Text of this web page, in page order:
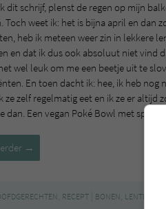
dit schrijf, plenst de regen op mijn
Toch weet ik: het is bijna april en dan
heb ik meteen weer zin in lekkere
en dat ik dus ook absoluut niet vind
wel leuk om me een beetje uit te
En toen dacht ik: hee, ik heb
ze zelf regelmatig eet en ik ze er altijd
dan. Een vegan Poké Bowl met spelt.
Vegan
Poké
met
→
, RECEPT BONEN, LENTE